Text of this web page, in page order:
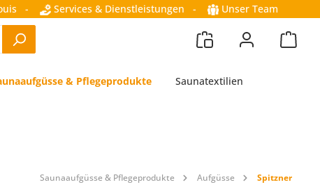
- Services & Dienstleistungen - Unser Team
& Pflegeprodukte Saunatextilien
Saunaaufgüsse & Pflegeprodukte Aufgüsse Spitzner